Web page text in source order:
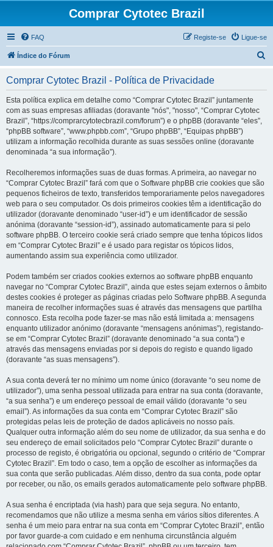
Comprar Cytotec Brazil
FAQ Ligue-se
Registe-se
Índice do Fórum
Comprar Cytotec Brazil - Política de Privacidade
Esta política explica em detalhe como “Comprar Cytotec Brazil” juntamente
com as suas empresas afiliadas (doravante "nós", "nosso", “Comprar Cytotec
Brazil”, “https://comprarcytotecbrazil.com/forum”) e o phpBB (doravante “eles”,
“phpBB software”, “www.phpbb.com”, “Grupo phpBB”, “Equipas phpBB”)
utilizam a informação recolhida durante as suas sessões online (doravante
denominada “a sua informação”).
Recolheremos informações suas de duas formas. A primeira, ao navegar no
“Comprar Cytotec Brazil” fará com que o Software phpBB crie cookies que são
pequenos ficheiros de texto, transferidos temporariamente pelos navegadores
web para o seu computador. Os dois primeiros cookies têm a identificação do
utilizador (doravante denominado “user-id”) e um identificador de sessão
anónima (doravante “session-id”), assinado automaticamente para si pelo
software phpBB. O terceiro cookie será criado sempre que tenha tópicos lidos
em “Comprar Cytotec Brazil” e é usado para registar os tópicos lidos,
aumentando assim sua experiência como utilizador.
Podem também ser criados cookies externos ao software phpBB enquanto
navegar no “Comprar Cytotec Brazil”, ainda que estes sejam externos o âmbito
destes cookies é proteger as páginas criadas pelo Software phpBB. A segunda
maneira de recolher informações suas é através das mensagens que partilha
connosco. Esta recolha pode fazer-se mas não está limitada a: mensagens
enquanto utilizador anónimo (doravante “mensagens anónimas”), registando-
se em “Comprar Cytotec Brazil” (doravante denominado “a sua conta”) e
através das mensagens enviadas por si depois do registo e quando ligado
(doravante “as suas mensagens”).
A sua conta deverá ter no mínimo um nome único (doravante “o seu nome de
utilizador”), uma senha pessoal utilizada para entrar na sua conta (doravante,
“a sua senha”) e um endereço pessoal de email válido (doravante “o seu
email”). As informações da sua conta em “Comprar Cytotec Brazil” são
protegidas pelas leis de proteção de dados aplicáveis no nosso país.
Qualquer outra informação além do seu nome de utilizador, da sua senha e do
seu endereço de email solicitados pelo “Comprar Cytotec Brazil” durante o
processo de registo, é obrigatória ou opcional, segundo o critério de “Comprar
Cytotec Brazil”. Em todo o caso, tem a opção de escolher as informações da
sua conta que serão publicadas. Além disso, dentro da sua conta, pode optar
por receber, ou não, os emails gerados automaticamente pelo software phpBB.
A sua senha é encriptada (via hash) para que seja segura. No entanto,
recomendamos que não utilize a mesma senha em vários sítios diferentes. A
senha é um meio para entrar na sua conta em “Comprar Cytotec Brazil”, então
por favor guarde-a com cuidado e em nenhuma circunstância alguém